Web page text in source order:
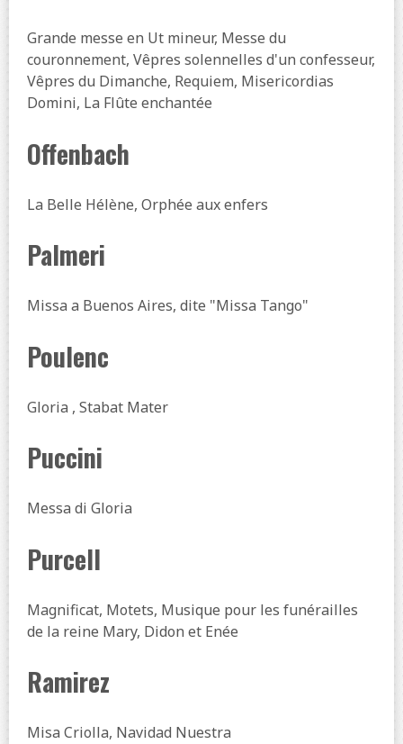
Grande messe en Ut mineur, Messe du
couronnement, Vêpres solennelles d'un confesseur,
Vêpres du Dimanche, Requiem, Misericordias
Domini, La Flûte enchantée
Offenbach
La Belle Hélène, Orphée aux enfers
Palmeri
Missa a Buenos Aires, dite "Missa Tango"
Poulenc
Gloria , Stabat Mater
Puccini
Messa di Gloria
Purcell
Magnificat, Motets, Musique pour les funérailles
de la reine Mary, Didon et Enée
Ramirez
Misa Criolla, Navidad Nuestra